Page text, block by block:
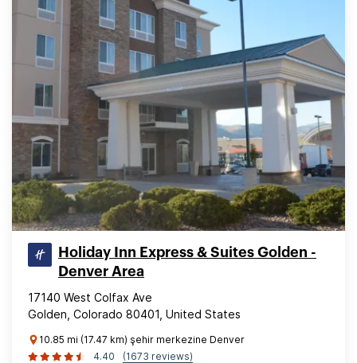
Holiday Inn Express & Suites Golden -
Denver Area
17140 West Colfax Ave
Golden, Colorado 80401, United States
10.85 mi (17.47 km) şehir merkezine Denver
4.40
(1673 reviews)